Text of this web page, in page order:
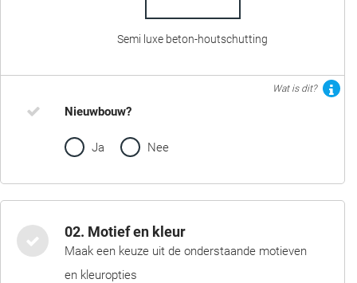
Semi luxe beton-houtschutting
Wat is dit?
Nieuwbouw?
Ja Nee
02. Motief en kleur
Maak een keuze uit de onderstaande motieven
en kleuropties